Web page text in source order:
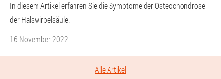
In diesem Artikel erfahren Sie die Symptome der Osteochondrose
der Halswirbelsäule.
16 November 2022
Alle Artikel